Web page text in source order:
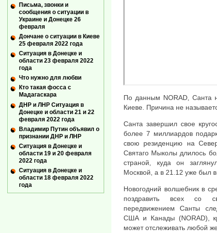
По данным NORAD, Санта
Киеве. Причина не
Санта завершил свое
более 7 миллиардов
свою резиденцию на
Святаго Мыколы длилось
страной, куда он
Москвой, а в 21.12 уже был
Новогодний волшебник в
поздравить всех со
передвижением Санты
США и Канады (NORAD),
может отслеживать любой
Письма, звонки и
сообщения о ситуации в
Украине и Донецке 26
февраля
Дончане о ситуации в Киеве
25 февраля 2022 года
Ситуация в Донецке и
области 23 февраля 2022
года
Что нужно для любви
Кто такая фосса с
Мадагаскара
ДНР и ЛНР Ситуация в
Донецке и области 21 и 22
февраля 2022 года
Владимир Путин объявил о
признании ДНР и ЛНР
Ситуация в Донецке и
области 19 и 20 февраля
2022 года
Ситуация в Донецке и
области 18 февраля 2022
года